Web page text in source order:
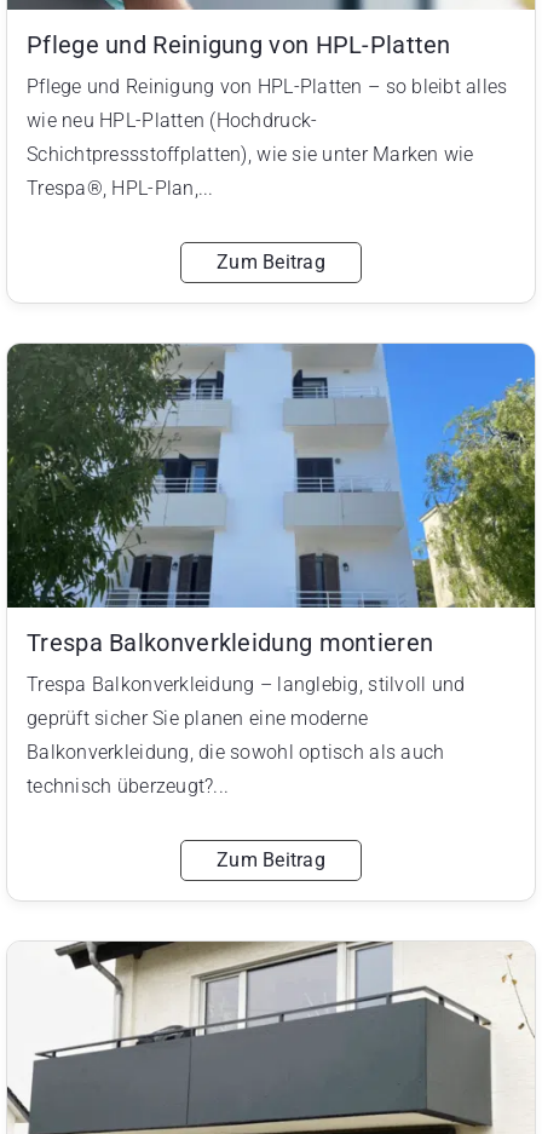
Pflege und Reinigung von HPL-Platten
Pflege und Reinigung von HPL-Platten – so bleibt alles
wie neu HPL-Platten (Hochdruck-
Schichtpressstoffplatten), wie sie unter Marken wie
Trespa®, HPL-Plan,...
Zum Beitrag
Trespa Balkonverkleidung montieren
Trespa Balkonverkleidung – langlebig, stilvoll und
geprüft sicher Sie planen eine moderne
Balkonverkleidung, die sowohl optisch als auch
technisch überzeugt?...
Zum Beitrag